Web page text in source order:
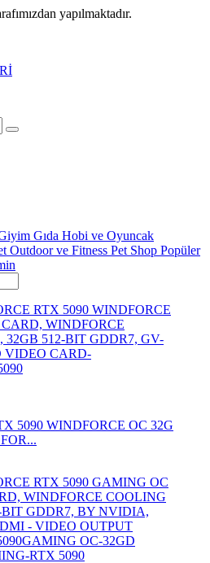
yapılmaktadır.
Gıda Hobi ve Oyuncak
Outdoor ve Fitness Pet Shop Popüler
5090 WINDFORCE OC 32G